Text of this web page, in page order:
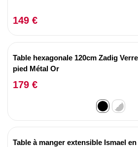
149 €
Table hexagonale 120cm Zadig
pied Métal Or
179 €
Table à manger extensible Ismael